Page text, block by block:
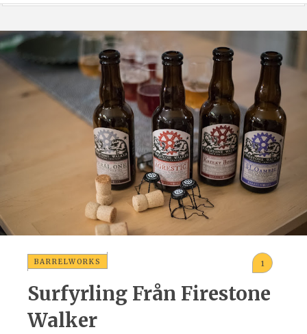
BARRELWORKS 1
Surfyrling Från Firestone
Walker